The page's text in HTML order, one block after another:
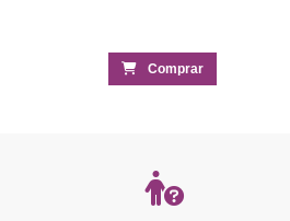
Comprar